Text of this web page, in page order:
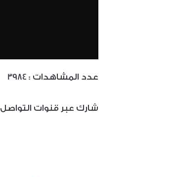
3984 : عدد المشاهدات
شارك عبر قنوات التواصل